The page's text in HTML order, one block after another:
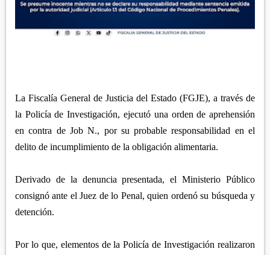
ZITLALTEPEC
TERRENATE
TLAXCO
XALOZTOC
ZACATELCO
REGIÓN PONIENTE
NANACAMILPA
SANCTÓRUM
La Fiscalía General de Justicia del Estado (FGJE), a través de
la Policía de Investigación, ejecutó una orden de aprehensión
en contra de Job N., por su probable responsabilidad en el
delito de incumplimiento de la obligación alimentaria.
Derivado de la denuncia presentada, el Ministerio Público
consignó ante el Juez de lo Penal, quien ordenó su búsqueda y
detención.
Por lo que, elementos de la Policía de Investigación realizaron